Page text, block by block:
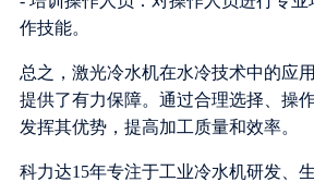
作技能。
总之，激光冷水机在水冷技术中的应
提供了有力保障。通过合理选择、操
发挥其优势，提高加工质量和效率。
科力达15年专注于工业冷水机研发、